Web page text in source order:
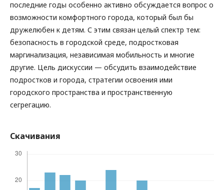
последние годы особенно активно обсуждается вопрос о
возможности комфортного города, который был бы
дружелюбен к детям. С этим связан целый спектр тем:
безопасность в городской среде, подростковая
маргинализация, независимая мобильность и многие
другие. Цель дискуссии — обсудить взаимодействие
подростков и города, стратегии освоения ими
городского пространства и пространственную
сегрегацию.
Скачивания